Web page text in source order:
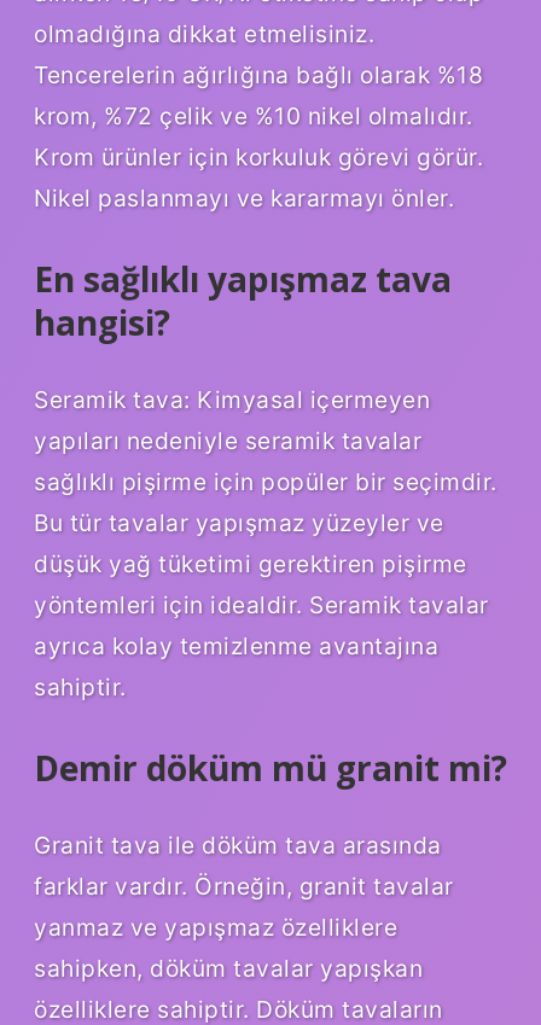
olmadığına dikkat etmelisiniz.
Tencerelerin ağırlığına bağlı olarak %18
krom, %72 çelik ve %10 nikel olmalıdır.
Krom ürünler için korkuluk görevi görür.
Nikel paslanmayı ve kararmayı önler.
En sağlıklı yapışmaz tava
hangisi?
Seramik tava: Kimyasal içermeyen
yapıları nedeniyle seramik tavalar
sağlıklı pişirme için popüler bir seçimdir.
Bu tür tavalar yapışmaz yüzeyler ve
düşük yağ tüketimi gerektiren pişirme
yöntemleri için idealdir. Seramik tavalar
ayrıca kolay temizlenme avantajına
sahiptir.
Demir döküm mü granit mi?
Granit tava ile döküm tava arasında
farklar vardır. Örneğin, granit tavalar
yanmaz ve yapışmaz özelliklere
sahipken, döküm tavalar yapışkan
özelliklere sahiptir. Döküm tavaların